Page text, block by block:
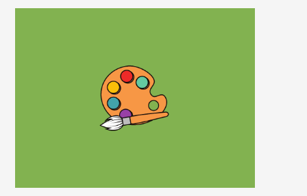
и подобрать рациональное решение. Общие сведения